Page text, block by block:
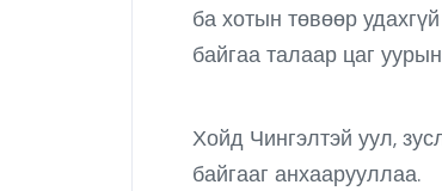
ба хотын төвөөр
байгаа талаар цаг
Хойд Чингэлтэй уул,
байгааг анхаарууллаа.